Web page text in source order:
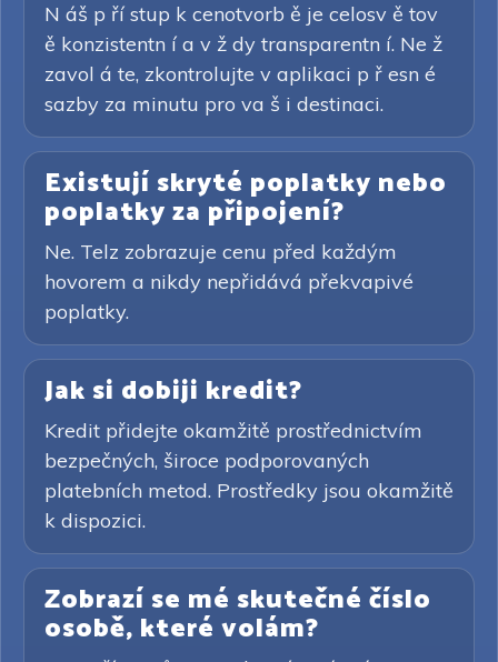
N áš p ří stup k cenotvorb ě je celosv ě tov
ě konzistentn í a v ž dy transparentn í. Ne ž
zavol á te, zkontrolujte v aplikaci p ř esn é
sazby za minutu pro va š i destinaci.
Existují skryté poplatky nebo
poplatky za připojení?
Ne. Telz zobrazuje cenu před každým
hovorem a nikdy nepřidává překvapivé
poplatky.
Jak si dobiji kredit?
Kredit přidejte okamžitě prostřednictvím
bezpečných, široce podporovaných
platebních metod. Prostředky jsou okamžitě
k dispozici.
Zobrazí se mé skutečné číslo
osobě, které volám?